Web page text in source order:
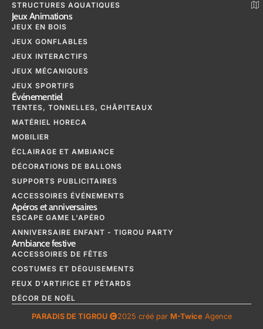
STRUCTURES AQUATIQUES
Jeux Animations
JEUX EN BOIS
JEUX GONFLABLES
JEUX INTERACTIFS
JEUX MÉCANIQUES
JEUX SPORTIFS
Événementiel
TENTES, TONNELLES, CHÂPITEAUX
MATÉRIEL HORECA
MOBILIER
ÉCLAIRAGE ET AMBIANCE
DÉCORATIONS DE BALLONS
SUPPORTS PUBLICITAIRES
ACCESSOIRES ÉVÉNEMENTS
Apéros et anniversaires
ESCAPE GAME L'APÉRO
ANNIVERSAIRE ENFANT - TIGROU PARTY
Ambiance festive
ACCESSOIRES DE FÊTES
COSTUMES ET DÉGUISEMENTS
FEUX D'ARTIFICE ET PÉTARDS
DÉCOR DE NOËL
PARADIS DE TIGROU 2025 créé par M-Twice Agence